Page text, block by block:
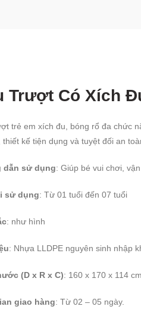
Trượt Có Xích
trẻ em xích đu, bóng rổ đa chức
thiết kế tiện dụng và tuyệt đối an
dẫn sử dụng: Giúp bé vui chơi,
sử dụng: Từ 01 tuổi đến 07 tuổi
: như hình
: Nhựa LLDPE nguyên sinh nhập
(D x R x C): 160 x 170 x 114 cm
giao hàng: Từ 02 – 05 ngày.